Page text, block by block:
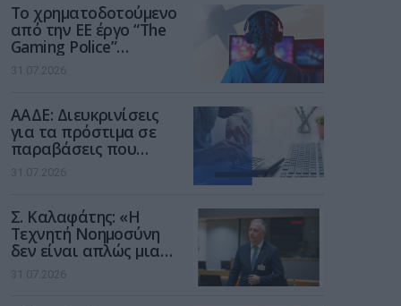
Το χρηματοδοτούμενο
από την ΕΕ έργο “The
Gaming Police”
ενισχύει την ασφάλεια
των παιδιών στο
31.07.2026
ΑΑΔΕ: Διευκρινίσεις
για τα πρόστιμα σε
παραβάσεις που
αφορούν τους ΦΗΜ
31.07.2026
Σ. Καλαφάτης: «Η
Τεχνητή Νοημοσύνη
δεν είναι απλώς μια
νέα τεχνολογία, είναι
μια νέα βιομηχανική
31.07.2026